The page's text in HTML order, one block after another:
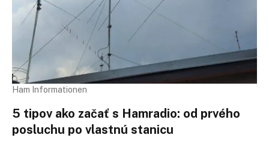
Ham Informationen
5 tipov ako začať s Hamradio: od prvého
posluchu po vlastnú stanicu